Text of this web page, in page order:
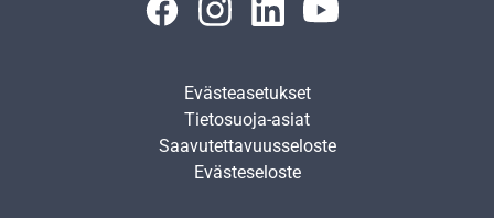
Evästeasetukset
Tietosuoja-asiat
Saavutettavuusseloste
Evästeseloste